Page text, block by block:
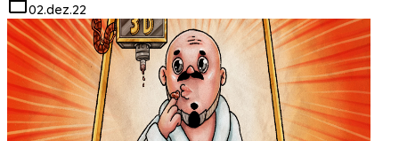
02.dez.22